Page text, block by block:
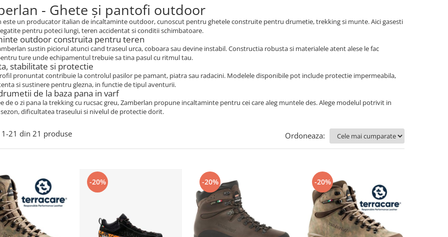
- Ghete și pantofi outdoor
este un producator italian de incaltaminte outdoor, cunoscut pentru ghetele construite pentru drumetie, trekking si munte. Aici gasesti
pentru poteci lungi, teren accidentat si conditii schimbatoare.
outdoor construita pentru teren
sustin piciorul atunci cand traseul urca, coboara sau devine instabil. Constructia robusta si materialele atent alese le fac
ture unde echipamentul trebuie sa tina pasul cu ritmul tau.
stabilitate si protectie
pronuntat contribuie la controlul pasilor pe pamant, piatra sau radacini. Modelele disponibile pot include protectie impermeabila,
si sustinere pentru glezna, in functie de tipul aventurii.
de la baza pana in varf
de o zi pana la trekking cu rucsac greu, Zamberlan propune incaltaminte pentru cei care aleg muntele des. Alege modelul potrivit in
dificultatea traseului si nivelul de protectie dorit.
1-21 din 21 produse Ordoneaza:
-20% -20% -20%